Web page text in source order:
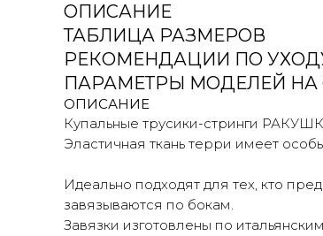
ОПИСАНИЕ
ТАБЛИЦА РАЗМЕРОВ
РЕКОМЕНДАЦИИ ПО
ПАРАМЕТРЫ МОДЕЛЕЙ НА
ОПИСАНИЕ
Купальные трусики-стринги
Эластичная ткань терри имеет
Идеально подходят для тех, кто
завязываются по бокам.
Завязки изготовлены по